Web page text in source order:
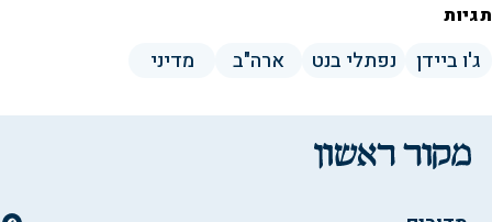
תגיות
ג'ו ביידן נפתלי בנט ארה"ב מדיני